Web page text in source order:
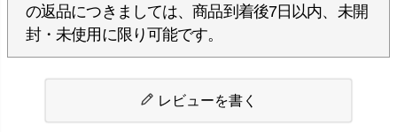
の返品につきましては、商品到着後7日以内、未開
封・未使用に限り可能です。
レビューを書く